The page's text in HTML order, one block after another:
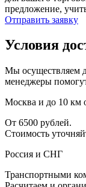
предложение,
Отправить заявку
Условия
Мы осуществляем
менеджеры
Москва и до 10
От 6500 рублей.
Стоимость
Россия и СНГ
Транспортными